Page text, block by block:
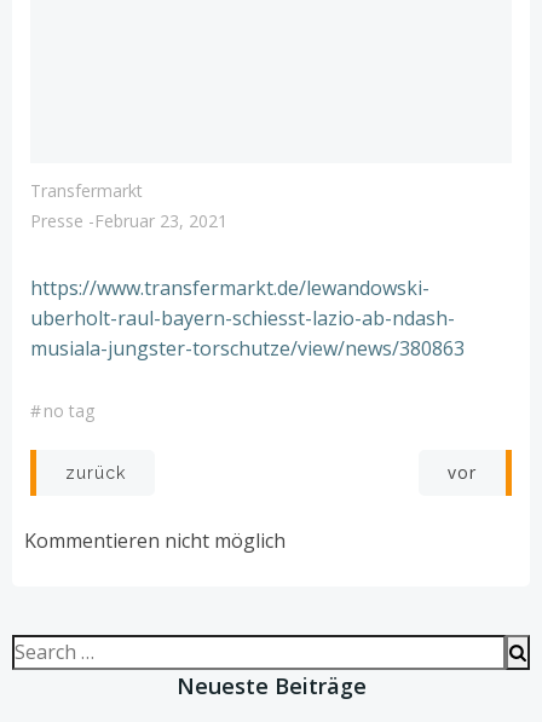
Transfermarkt
Presse -Februar 23, 2021
https://www.transfermarkt.de/lewandowski-
uberholt-raul-bayern-schiesst-lazio-ab-ndash-
musiala-jungster-torschutze/view/news/380863
#no tag
Post
navigation
zurück
navigation
vor
Kommentieren nicht möglich
Search
for:
Neueste Beiträge